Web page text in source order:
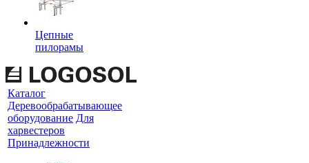
Цепные
пилорамы
Каталог
Деревообрабатывающее
оборудование Для
харвестеров
Принадлежности